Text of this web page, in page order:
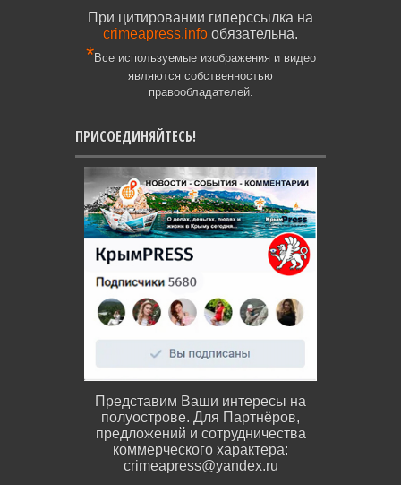
При цитировании гиперссылка на
crimeapress.info обязательна.
*Все используемые изображения и видео
являются собственностью
правообладателей.
ПРИСОЕДИНЯЙТЕСЬ!
Представим Ваши интересы на
полуострове. Для Партнёров,
предложений и сотрудничества
коммерческого характера:
crimeapress@yandex.ru